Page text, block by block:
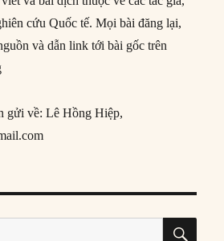
cứu Quốc tế. Mọi bài đăng lại,
và dẫn link tới bài gốc trên
gửi về: Lê Hồng Hiệp,